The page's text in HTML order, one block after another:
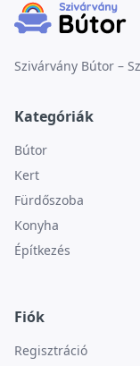
Szivárvány Bútor –
Kategóriák
Bútor
Kert
Fürdőszoba
Konyha
Építkezés
Fiók
Regisztráció